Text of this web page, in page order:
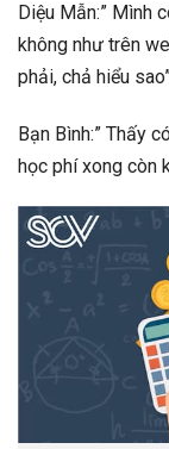
Diệu Mẫn:” Mình
không như trên
phải, chả hiểu
Bạn Bình:” Thấy
học phí xong còn